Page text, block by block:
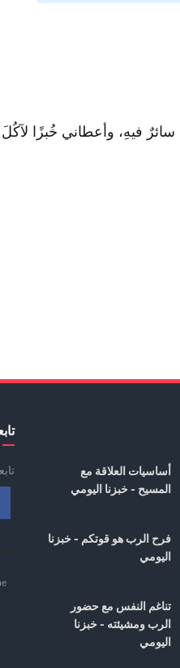
وأعطاني خُبزًا لآكُلَ
أساسيات العلاقة مع
المسيح - خبزنا اليومي
فرح الرب هو قوتكم - خبزنا
اليومي
تناغم النفس مع حضور
الرب ومشيئته - خبزنا
اليومي